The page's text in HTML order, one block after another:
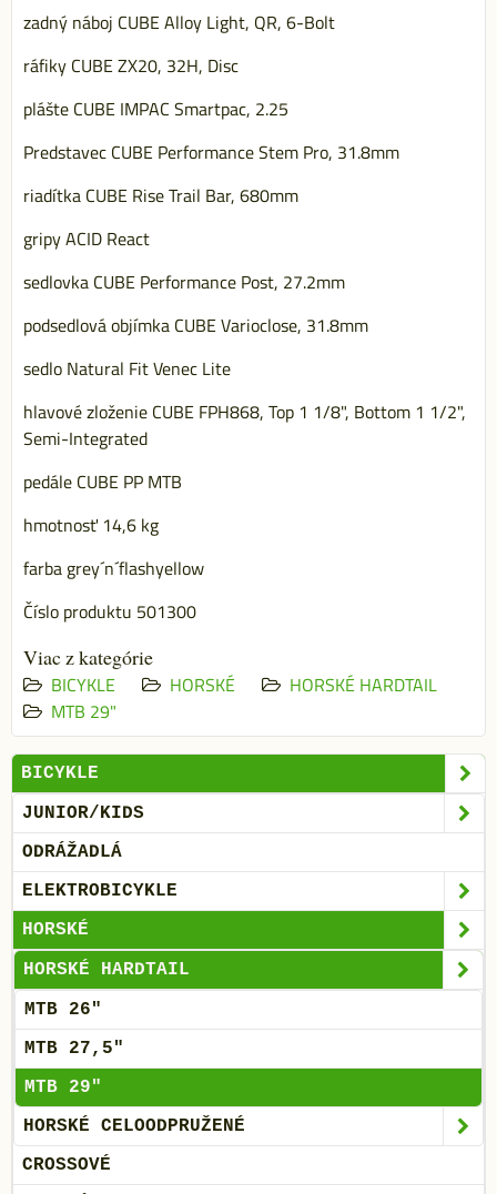
zadný náboj CUBE Alloy Light, QR, 6-Bolt
ráfiky CUBE ZX20, 32H, Disc
plášte CUBE IMPAC Smartpac, 2.25
Predstavec CUBE Performance Stem Pro, 31.8mm
riadítka CUBE Rise Trail Bar, 680mm
gripy ACID React
sedlovka CUBE Performance Post, 27.2mm
podsedlová objímka CUBE Varioclose, 31.8mm
sedlo Natural Fit Venec Lite
hlavové zloženie CUBE FPH868, Top 1 1/8", Bottom 1 1/2",
Semi-Integrated
pedále CUBE PP MTB
hmotnosť 14,6 kg
farba grey´n´flashyellow
Číslo produktu 501300
Viac z kategórie
BICYKLE
HORSKÉ
HORSKÉ HARDTAIL
MTB 29"
BICYKLE
JUNIOR/KIDS
ODRÁŽADLÁ
ELEKTROBICYKLE
HORSKÉ
HORSKÉ HARDTAIL
MTB 26"
MTB 27,5"
MTB 29"
HORSKÉ CELOODPRUŽENÉ
CROSSOVÉ